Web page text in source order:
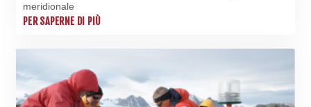
LTL 3.409986
LYD 7.339597
MAD 10.74762
meridionale
PER SAPERNE DI PIÙ